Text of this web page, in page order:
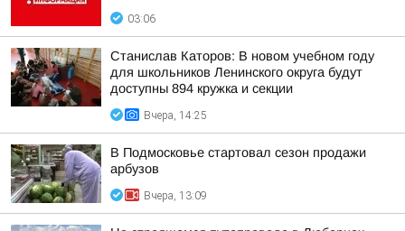
03:06
Станислав Каторов: В новом учебном году
для школьников Ленинского округа будут
доступны 894 кружка и секции
Вчера, 14:25
В Подмосковье стартовал сезон продажи
арбузов
Вчера, 13:09